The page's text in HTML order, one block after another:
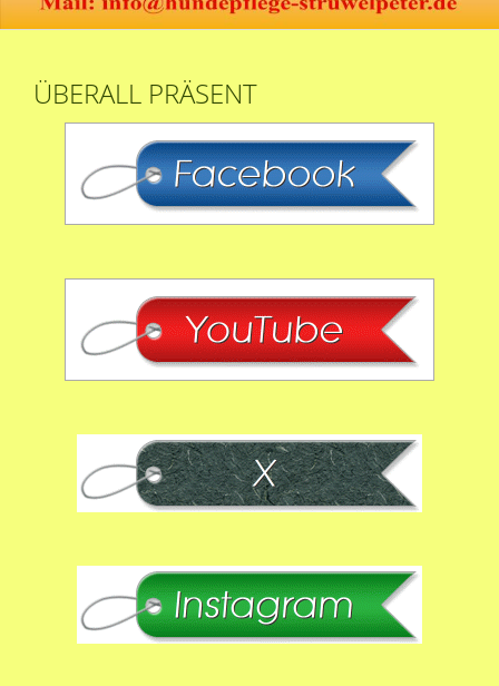
ÜBERALL PRÄSENT